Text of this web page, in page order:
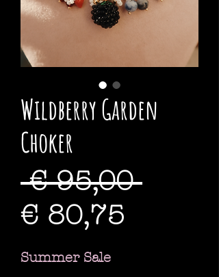
Wildberry Garden
Choker
€ 95,00
€ 80,75
Summer Sale